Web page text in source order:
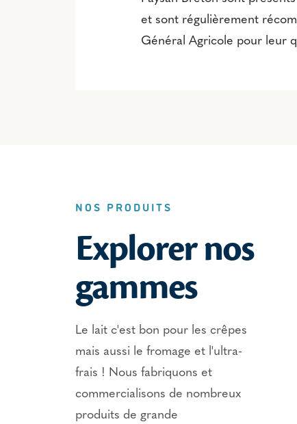
et sont régulièrement
Général Agricole pour leur
NOS PRODUITS
Explorer nos
gammes
Le lait c'est bon pour les crêpes
mais aussi le fromage et l'ultra-
frais ! Nous fabriquons et
commercialisons de nombreux
produits de grande